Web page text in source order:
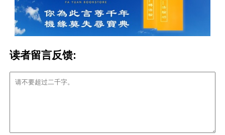
读者留言反馈: